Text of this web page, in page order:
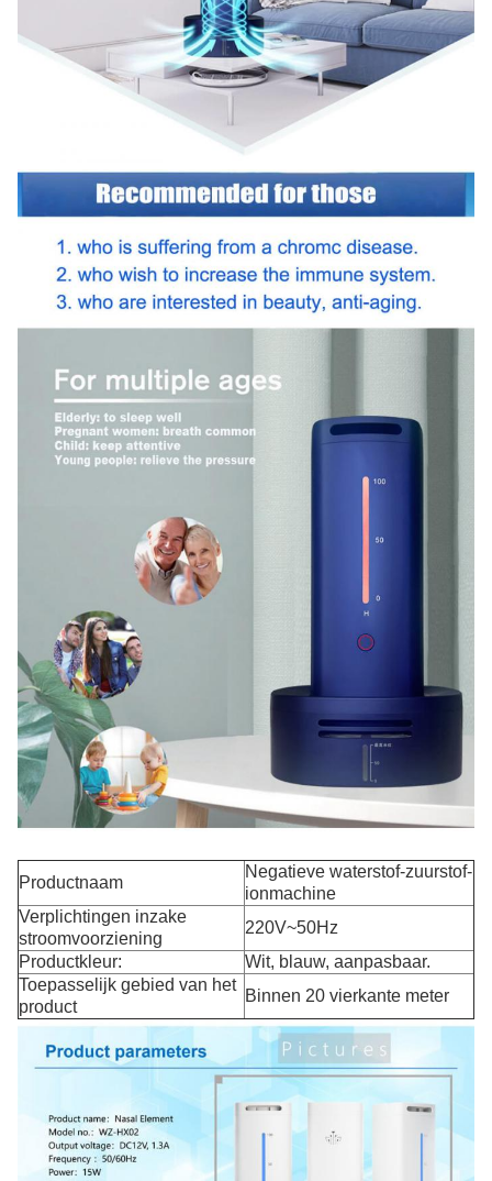
Productnaam
Negatieve waterstof-zuurstof-
ionmachine
Verplichtingen inzake
stroomvoorziening
220V~50Hz
Productkleur:
Wit, blauw, aanpasbaar.
Toepasselijk gebied van het
product
Binnen 20 vierkante meter